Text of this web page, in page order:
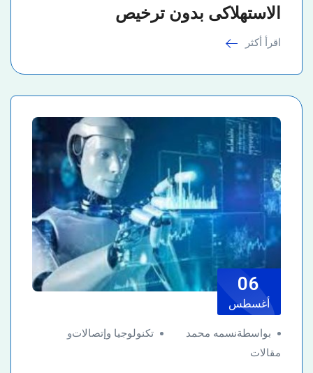
الاستهلاكى بدون ترخيص
اقرأ أكثر
06
أغسطس
بواسطةنسمه محمد تكنولوجيا وإتصالاتو
مقالات